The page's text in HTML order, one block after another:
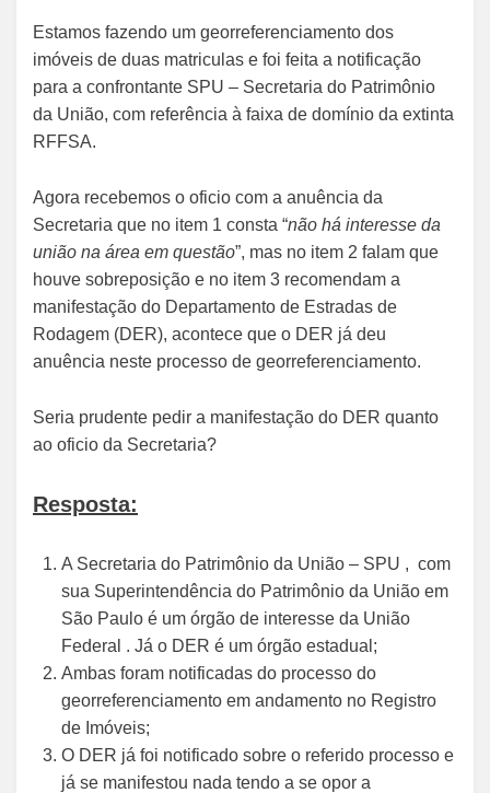
Estamos fazendo um georreferenciamento dos
imóveis de duas matriculas e foi feita a notificação
para a confrontante SPU – Secretaria do Patrimônio
da União, com referência à faixa de domínio da extinta
RFFSA.
Agora recebemos o oficio com a anuência da
Secretaria que no item 1 consta “não há interesse da
união na área em questão”, mas no item 2 falam que
houve sobreposição e no item 3 recomendam a
manifestação do Departamento de Estradas de
Rodagem (DER), acontece que o DER já deu
anuência neste processo de georreferenciamento.
Seria prudente pedir a manifestação do DER quanto
ao oficio da Secretaria?
Resposta:
A Secretaria do Patrimônio da União – SPU , com
sua Superintendência do Patrimônio da União em
São Paulo é um órgão de interesse da União
Federal . Já o DER é um órgão estadual;
Ambas foram notificadas do processo do
georreferenciamento em andamento no Registro
de Imóveis;
O DER já foi notificado sobre o referido processo e
já se manifestou nada tendo a se opor a